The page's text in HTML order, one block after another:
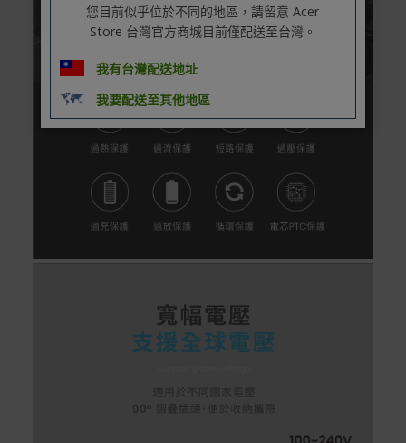
您目前似乎位於不同的地區，請留意 Acer
Store 台灣官方商城目前僅配送至台灣。
我有台灣配送地址
我要配送至其他地區